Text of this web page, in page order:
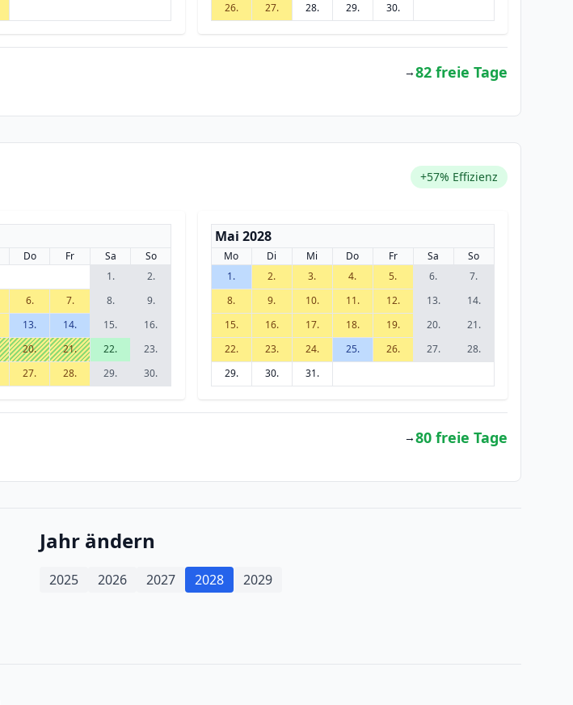
26.
27. 28. 29. 30.
→82 freie Tage
+57% Effizienz
Do Fr Sa
So
1.
2.
6. 7. 8.
9.
13. 14. 15.
16.
20. 21. 22.
23.
27. 28. 29. 30.
Mai 2028
Mo Di Mi Do Fr Sa
So
1.
2. 3. 4. 5. 6.
7.
8.
9. 10. 11. 12. 13.
14.
15.
16. 17. 18. 19. 20.
21.
22.
23. 24. 25. 26. 27.
28.
29.
30. 31.
→80 freie Tage
Jahr ändern
2025 2026 2027 2028 2029